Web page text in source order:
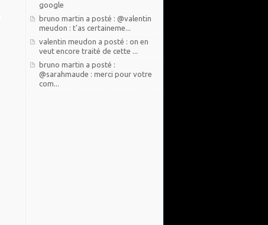
google
bruno martin a posté : @valentin
meudon : t'as certaineme...
valentin meudon a posté : on en
veut encore traité de cette ...
bruno martin a posté :
@sarahmaude : merci pour votre
com...